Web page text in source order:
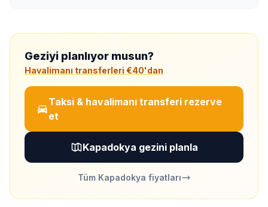
Geziyi planlıyor musun?
Havalimanı transferleri €40'dan
Taksi & havalimanı transferi rezerve
et
Kapadokya gezini planla
Tüm Kapadokya fiyatları